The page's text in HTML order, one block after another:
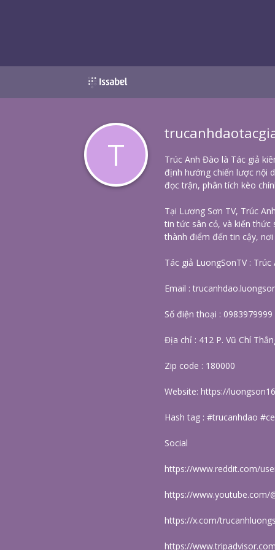
T
Trúc Anh Đào là Tác giả
định hướng chiến lược nội
đọc trận, phân tích kèo
Tại Lương Sơn TV, Trúc
tin tức sân cỏ, và kiến thức
thành điểm đến tin cậy,
Tác giả LuongSonTV :
Email :
Số điện thoại : 0983979999
Địa chỉ : 412 P. Vũ Chí
Zip code : 180000
Website: https://
Hash tag : #trucanhdao
Social
https://www.reddit.com/
https://www.youtube.com/
https://x.com/
https://